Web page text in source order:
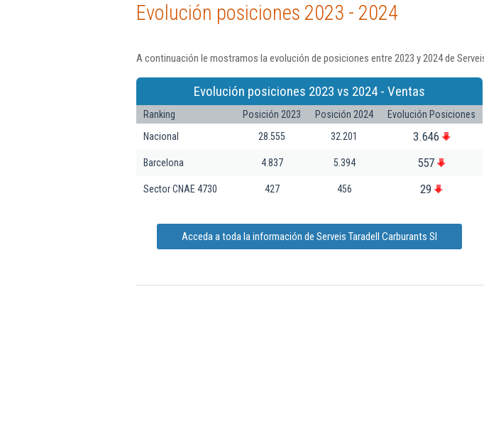
Evolución posiciones 2023 - 2024
A continuación le mostramos la evolución de posiciones entre 2023 y 2024 de
Evolución posiciones 2023 vs 2024 - Ventas
Ranking Posición 2023 Posición 2024
Evolución Posiciones
Nacional
28.555 32.201 3.646
Barcelona 4.837 5.394 557
Sector CNAE 4730 427 456 29
Acceda a toda la información de Serveis Taradell Carburants Sl